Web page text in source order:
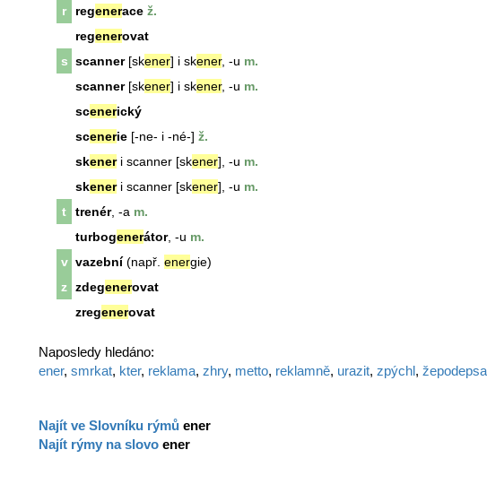
r
regenerace ž.
regenerovat
s scanner[skener] i skener, -u m.
scanner[skener] i skener, -u m.
scenerický
scenerie [-ne- i -né-] ž.
skeneri scanner [skener], -u m.
skeneri scanner [skener], -u m.
t
trenér, -a m.
turbogenerátor, -u m.
v vazební(např. energie)
z
zdegenerovat
zregenerovat
Naposledy hledáno:
ener, smrkat, kter, reklama, zhry, metto, reklamně, urazit, zpýchl,
Najít ve Slovníku rýmů ener
Najít rýmy na slovo ener